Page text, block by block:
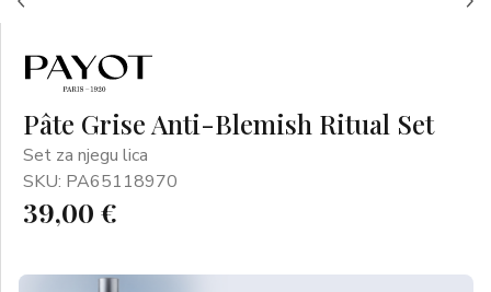
Pâte Grise Anti-Blemish Ritual Set
Set za njegu lica
SKU: PA65118970
39,00 €